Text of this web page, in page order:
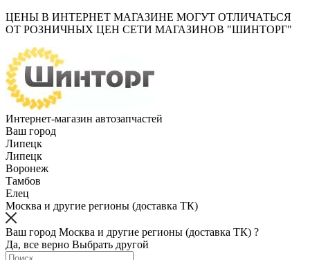
ЦЕНЫ В ИНТЕРНЕТ МАГАЗИНЕ МОГУТ ОТЛИЧАТЬСЯ
ОТ РОЗНИЧНЫХ ЦЕН СЕТИ МАГАЗИНОВ "ШИНТОРГ"
Интернет-магазин автозапчастей
Ваш город
Липецк
Липецк
Воронеж
Тамбов
Елец
Москва и другие регионы (доставка ТК)
Ваш город Москва и другие регионы (доставка ТК) ?
Да, все верно Выбрать другой